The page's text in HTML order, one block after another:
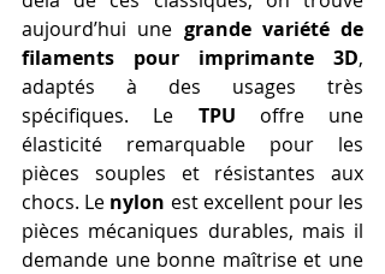
aujourd’hui une grande variété de
filaments pour imprimante 3D,
adaptés à des usages très
spécifiques. Le TPU offre une
élasticité remarquable pour les
pièces souples et résistantes aux
chocs. Le nylon est excellent pour les
pièces mécaniques durables, mais il
demande une bonne maîtrise et une